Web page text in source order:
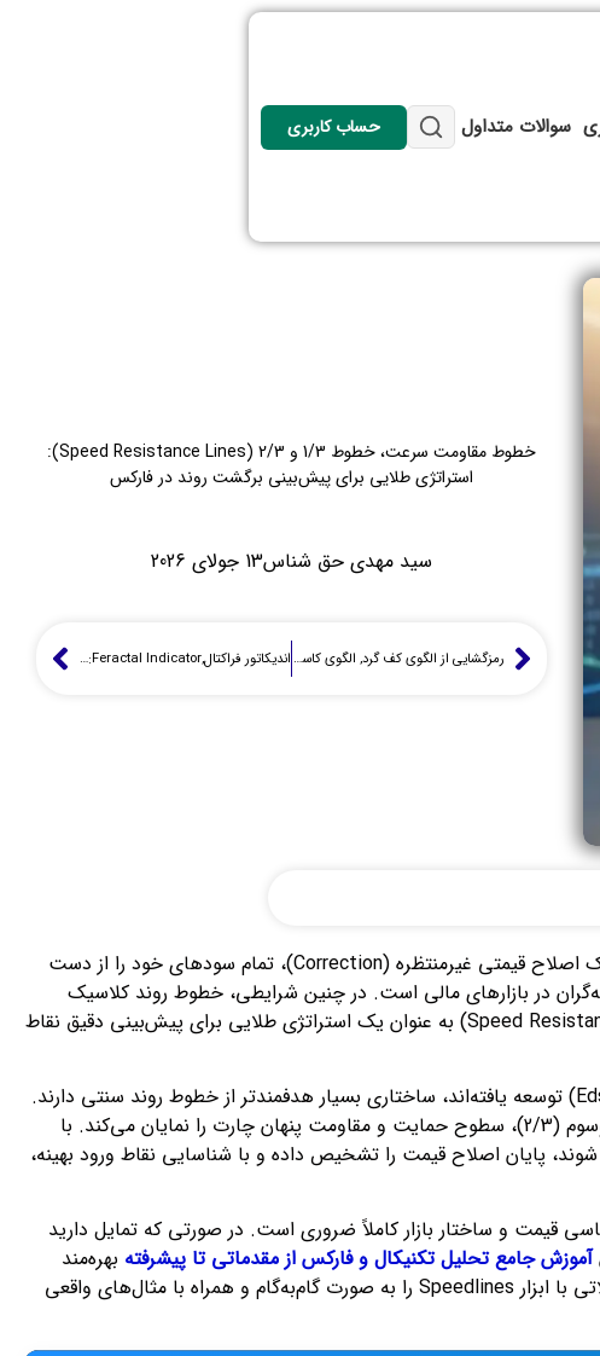
سوالات متداول حساب کاربری
خطوط مقاومت سرعت، خطوط 1/3 و 2/3 (Speed Resistance Lines):
استراتژی طلایی برای پیش‌بینی برگشت روند در فارکس
سید مهدی حق شناس13 جولای 2026
رمزگشایی از الگوی کف گرد, الگوی کاسه, الگوی نیم دایره پایین, Rounding Bottom: استراتژی معاملاتی یک تریدر واقعی اندیکاتور فراکتال,Feractal Indicator: کلید شناسایی نقاط بازگشتی بازار (از زبان یک تریدر)
آیا تا به حال برایتان پیش آمده که روند بازار را به درستی تشخیص دهید، اما با شروع یک اصلاح قیمتی غیرمنتظره (Correction)، تمام سودهای خود را از دست
در بازارهای مالی است. در چنین شرایطی، خطوط روند کلاسیک
همیشه پاسخگو نیستند؛ اینجاست که ابزار قدرتمند «خطوط مقاومت سرعت» (Speed Resistance Lines) به عنوان یک استراتژی طلایی برای پیش‌بینی دقیق نقاط
خطوط مقاومت سرعت که توسط تحلیلگر برجسته وال استریت، ادسون گولد (Edson Gould) توسعه یافته‌اند، ساختاری بسیار هدفمندتر از خطوط روند سنتی دارند.
این ابزار کاربردی با تقسیم حرکت اصلی قیمت به نسبت‌های هندسی یک‌سوم (1/3) و دو‌سوم (2/3)، سطوح حمایت و مقاومت پنهان چارت را نمایان می‌کند. با
پایان اصلاح قیمت را تشخیص داده و با شناسایی نقاط ورود بهینه،
قیمت و ساختار بازار کاملاً ضروری است. در صورتی که تمایل دارید
آموزش جامع تحلیل تکنیکال و فارکس از مقدماتی تا پیشرفته بهره‌مند
شوید. در ادامه این مقاله از سایت تجارت فارکس، نحوه رسم دقیق و استراتژی‌های معاملاتی با ابزار Speedlines را به صورت گام‌به‌گام و همراه با مثال‌های واقعی